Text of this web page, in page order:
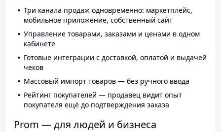
Три канала продаж одновременно: маркетплейс,
мобильное приложение, собственный сайт
Управление товарами, заказами и ценами в одном
кабинете
Готовые интеграции с доставкой, оплатой и выдачей
чеков
Массовый импорт товаров — без ручного ввода
Рейтинг покупателей — продавец видит опыт
покупателя ещё до подтверждения заказа
Prom — для людей и бизнеса